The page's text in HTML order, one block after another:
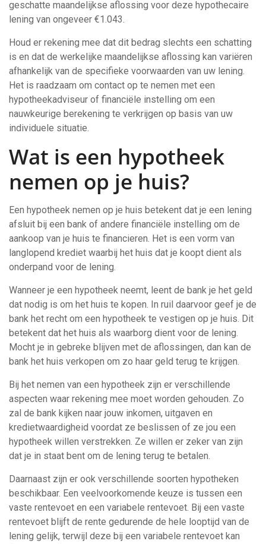
geschatte maandelijkse aflossing voor deze hypothecaire
lening van ongeveer €1.043.
Houd er rekening mee dat dit bedrag slechts een schatting
is en dat de werkelijke maandelijkse aflossing kan variëren
afhankelijk van de specifieke voorwaarden van uw lening.
Het is raadzaam om contact op te nemen met een
hypotheekadviseur of financiële instelling om een
nauwkeurige berekening te verkrijgen op basis van uw
individuele situatie.
Wat is een hypotheek
nemen op je huis?
Een hypotheek nemen op je huis betekent dat je een lening
afsluit bij een bank of andere financiële instelling om de
aankoop van je huis te financieren. Het is een vorm van
langlopend krediet waarbij het huis dat je koopt dient als
onderpand voor de lening.
Wanneer je een hypotheek neemt, leent de bank je het geld
dat nodig is om het huis te kopen. In ruil daarvoor geef je de
bank het recht om een hypotheek te vestigen op je huis. Dit
betekent dat het huis als waarborg dient voor de lening.
Mocht je in gebreke blijven met de aflossingen, dan kan de
bank het huis verkopen om zo haar geld terug te krijgen.
Bij het nemen van een hypotheek zijn er verschillende
aspecten waar rekening mee moet worden gehouden. Zo
zal de bank kijken naar jouw inkomen, uitgaven en
kredietwaardigheid voordat ze beslissen of ze jou een
hypotheek willen verstrekken. Ze willen er zeker van zijn
dat je in staat bent om de lening terug te betalen.
Daarnaast zijn er ook verschillende soorten hypotheken
beschikbaar. Een veelvoorkomende keuze is tussen een
vaste rentevoet en een variabele rentevoet. Bij een vaste
rentevoet blijft de rente gedurende de hele looptijd van de
lening gelijk, terwijl deze bij een variabele rentevoet kan